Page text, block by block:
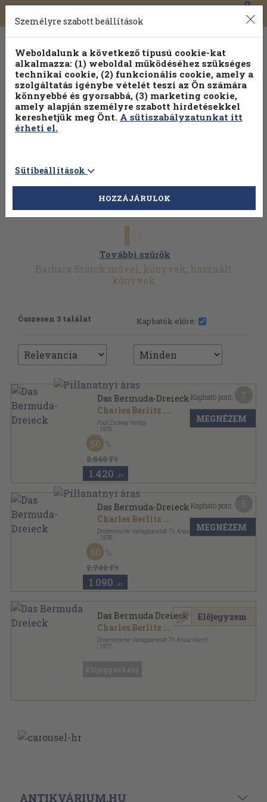
Toggle
navigation
0
Válogasson több mint 30 000 kötet közül
Hobbi témakörökben20% kedvezménnyel!
További szűrők
Barbara Störck művei, könyvek, használt
könyvek
Összesen 3 találat Kaphatók előre:
Das Bermuda-Dreieck
Charles Berlitz ...
Paul Zsolnay Verlag
1975
Fűzött kemény papírkötés
2.840 Ft
50
1.420 ,-Ft
Kapható pont:
MEGNÉZEM
Das Bermuda-Dreieck
Charles Berlitz ...
Droemersche Verlagsanstalt Th. Knaur Nachf.
1978
Ragasztott papírkötés
Knaur sorozat
2.740 Ft
60
1.090 ,-Ft
Kapható pont:
MEGNÉZEM
Das Bermuda Dreieck
Charles Berlitz ...
Droemersche Verlagsanstalt Th. Knaur Nachf.
1977
Előjegyzem
ANTIKVÁRIUM.HU
Személyre szabott beállítások
Weboldalunk a következő típusú cookie-kat
alkalmazza: (1) weboldal működéséhez szükséges
technikai cookie, (2) funkcionális cookie, amely a
szolgáltatás igénybe vételét teszi az Ön számára
könnyebbé és gyorsabbá, (3) marketing cookie,
amely alapján személyre szabott hirdetésekkel
kereshetjük meg Önt. A sütiszabályzatunkat itt
érheti el.
Sütibeállítások
HOZZÁJÁRULOK